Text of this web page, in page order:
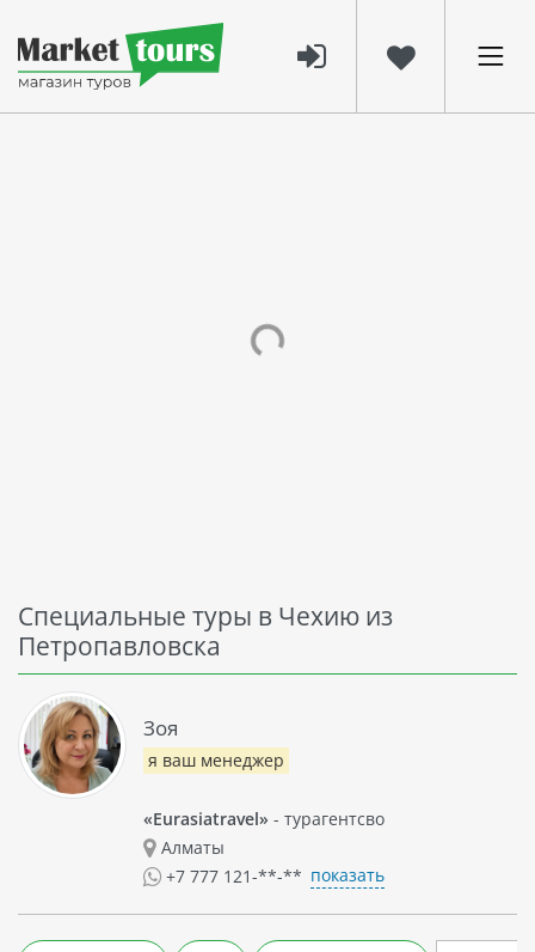
Специальные туры в Чехию из
Петропавловска
Зоя
я ваш менеджер
«Eurasiatravel» - турагентсво
Алматы
+7 777 121-**-** показать